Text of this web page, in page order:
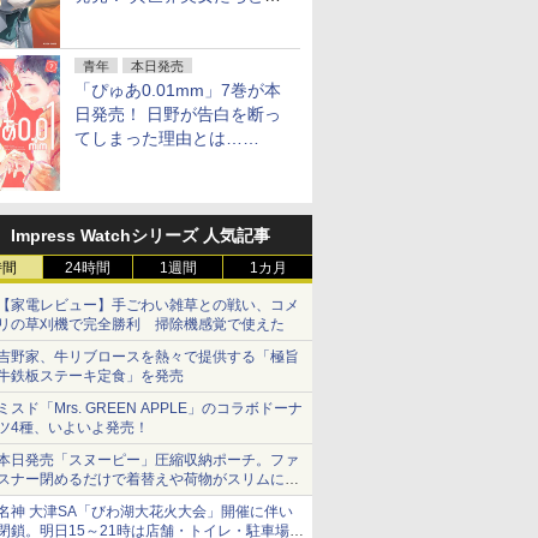
青年 本日発売
「ぴゅあ0.01mm」7巻が本
日発売！ 日野が告白を断っ
てしまった理由とは……
Impress Watchシリーズ 人気記事
24時間 1週間 1カ月
家電レビュー】手ごわい雑草との戦い、コメ
の草刈機で完全勝利 掃除機感覚で使えた
野家、牛リブロースを熱々で提供する「極旨
鉄板ステーキ定食」を発売
スド「Mrs. GREEN APPLE」のコラボドーナ
4種、いよいよ発売！
日発売「スヌーピー」圧縮収納ポーチ。ファ
ナー閉めるだけで着替えや荷物がスリムにま
まる
神 大津SA「びわ湖大花火大会」開催に伴い
鎖。明日15～21時は店舗・トイレ・駐車場の